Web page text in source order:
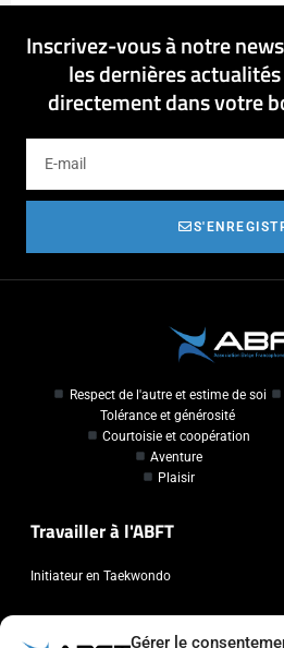
Gérer le
Inscrivez-vous à notre
les dernières
directement dans votre
Respect de l'autre et estime de soi
Tolérance et générosité
Courtoisie et coopération
Aventure
Plaisir
Travailler à l'ABFT
Initiateur en Taekwondo